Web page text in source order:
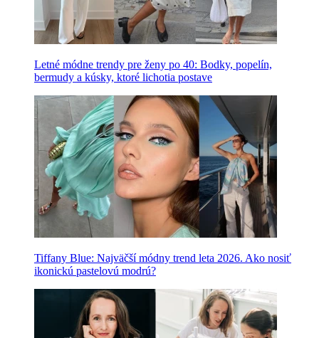
Letné módne trendy pre ženy po 40: Bodky, popelín,
bermudy a kúsky, ktoré lichotia postave
Tiffany Blue: Najväčší módny trend leta 2026. Ako nosiť
ikonickú pastelovú modrú?